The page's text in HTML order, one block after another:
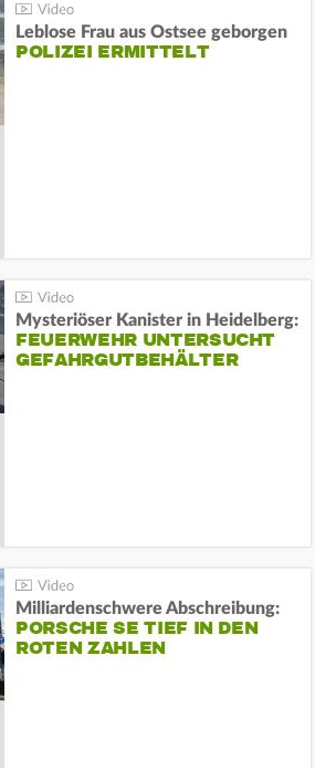
Leblose Frau aus Ostsee geborgen
POLIZEI ERMITTELT
Mysteriöser Kanister in Heidelberg:
FEUERWEHR UNTERSUCHT
GEFAHRGUTBEHÄLTER
Milliardenschwere Abschreibung:
PORSCHE SE TIEF IN DEN
ROTEN ZAHLEN